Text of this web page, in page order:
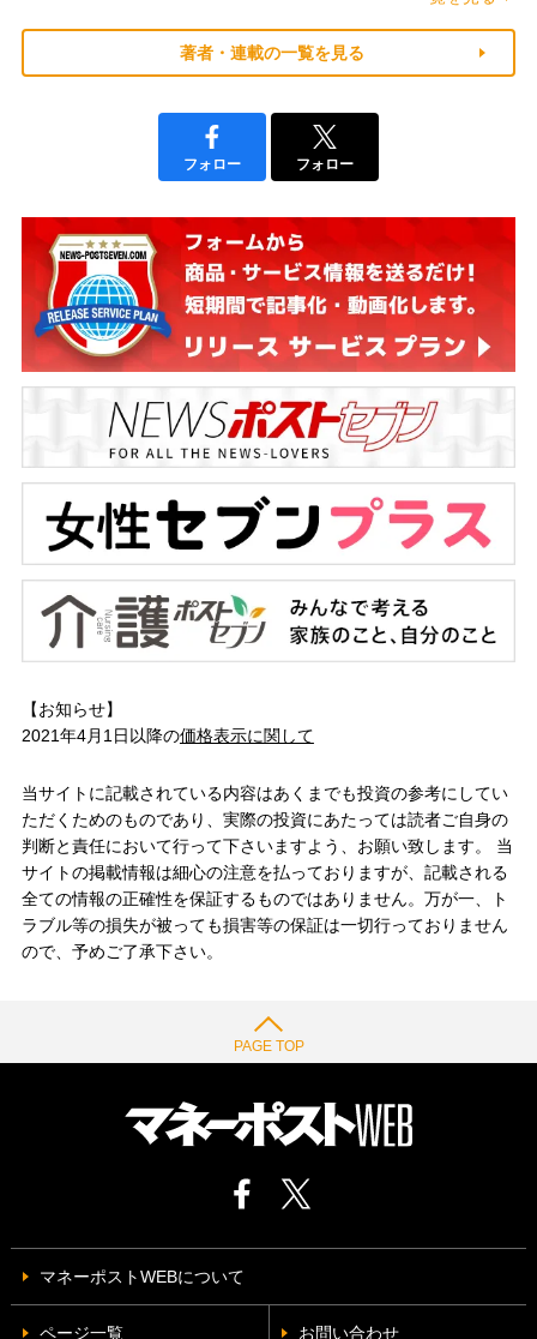
著者・連載の一覧を見る
フォロー フォロー
【お知らせ】
2021年4月1日以降の価格表示に関して
当サイトに記載されている内容はあくまでも投資の参考にしてい
ただくためのものであり、実際の投資にあたっては読者ご自身の
判断と責任において行って下さいますよう、お願い致します。 当
サイトの掲載情報は細心の注意を払っておりますが、記載される
全ての情報の正確性を保証するものではありません。万が一、ト
ラブル等の損失が被っても損害等の保証は一切行っておりません
ので、予めご了承下さい。
PAGE TOP
マネーポストWEBについて
ページ一覧 お問い合わせ